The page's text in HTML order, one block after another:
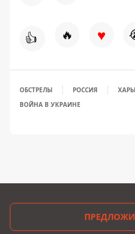
👍 🔥 ♥
ОБСТРЕЛЫ РОССИЯ
ВОЙНА В УКРАИНЕ